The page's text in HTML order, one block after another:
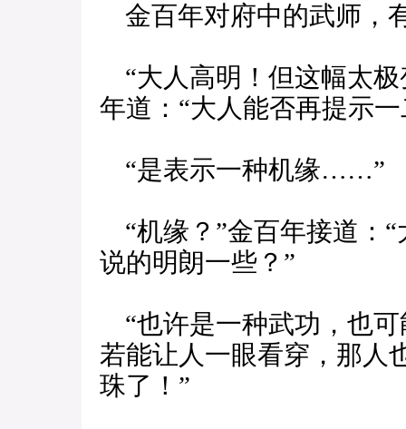
金百年对府中的武师，
“大人高明！但这幅太极
年道：“大人能否再提示一
“是表示一种机缘……”
“机缘？”金百年接道：
说的明朗一些？”
“也许是一种武功，也可
若能让人一眼看穿，那人
珠了！”